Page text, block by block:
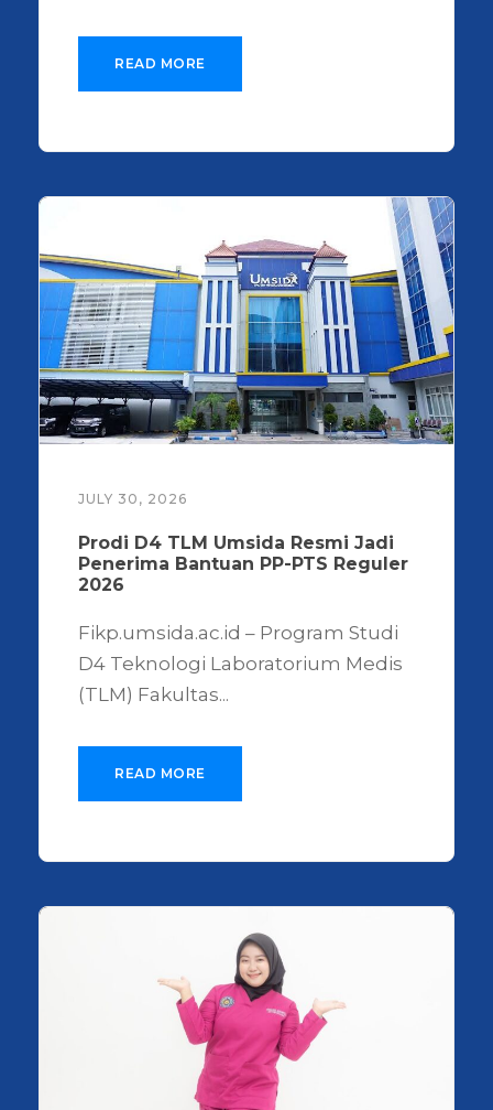
READ MORE
JULY 30, 2026
Prodi D4 TLM Umsida Resmi Jadi
Penerima Bantuan PP-PTS Reguler
2026
Fikp.umsida.ac.id – Program Studi
D4 Teknologi Laboratorium Medis
(TLM) Fakultas...
READ MORE